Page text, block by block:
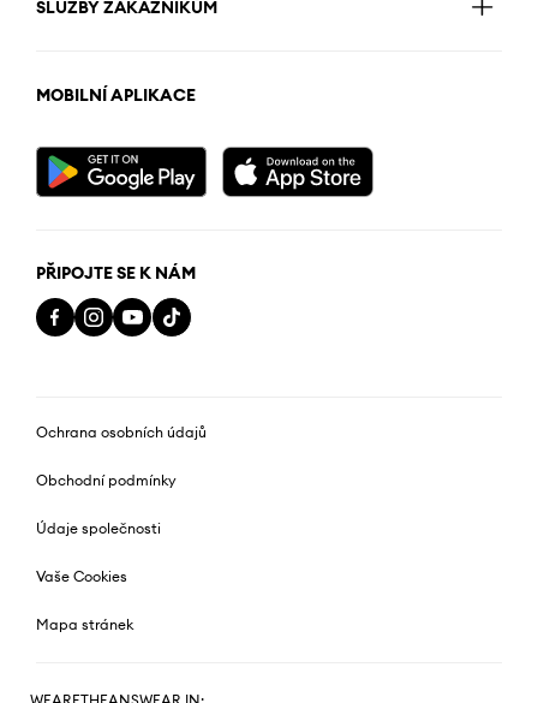
SLUŽBY ZÁKAZNÍKŮM
MOBILNÍ APLIKACE
PŘIPOJTE SE K NÁM
Ochrana osobních údajů
Obchodní podmínky
Údaje společnosti
Vaše Cookies
Mapa stránek